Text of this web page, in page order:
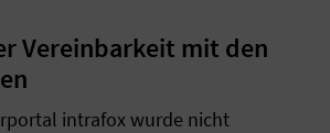
Vereinbarkeit mit den
intrafox wurde nicht